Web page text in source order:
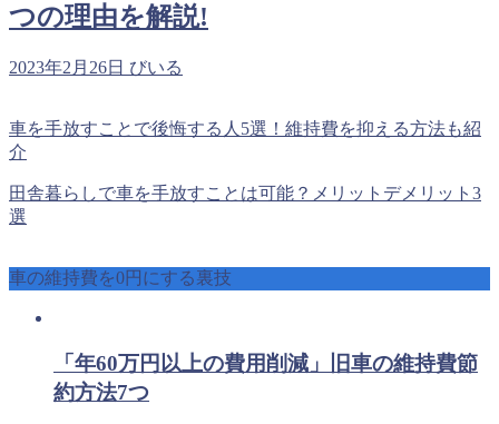
つの理由を解説!
2023年2月26日 びいる
車を手放すことで後悔する人5選！維持費を抑える方法も紹
介
田舎暮らしで車を手放すことは可能？メリットデメリット3
選
車の維持費を0円にする裏技
「年60万円以上の費用削減」旧車の維持費節
約方法7つ